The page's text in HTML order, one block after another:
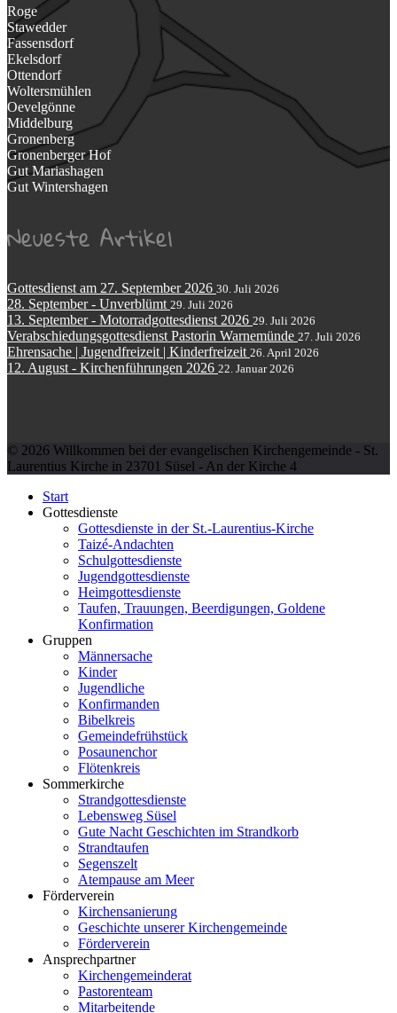
Roge
Stawedder
Fassensdorf
Ekelsdorf
Ottendorf
Woltersmühlen
Oevelgönne
Middelburg
Gronenberg
Gronenberger Hof
Gut Mariashagen
Gut Wintershagen
Neueste Artikel
Gottesdienst am 27. September 2026 30. Juli 2026
28. September - Unverblümt 29. Juli 2026
13. September - Motorradgottesdienst 2026 29. Juli 2026
Verabschiedungsgottesdienst Pastorin Warnemünde 27. Juli 2026
Ehrensache | Jugendfreizeit | Kinderfreizeit 26. April 2026
12. August - Kirchenführungen 2026 22. Januar 2026
© 2026 Willkommen bei der evangelischen Kirchengemeinde - St.
Laurentius Kirche in 23701 Süsel - An der Kirche 4
Start
Gottesdienste
Gottesdienste in der St.-Laurentius-Kirche
Taizé-Andachten
Schulgottesdienste
Jugendgottesdienste
Heimgottesdienste
Taufen, Trauungen, Beerdigungen, Goldene
Konfirmation
Gruppen
Männersache
Kinder
Jugendliche
Konfirmanden
Bibelkreis
Gemeindefrühstück
Posaunenchor
Flötenkreis
Sommerkirche
Strandgottesdienste
Lebensweg Süsel
Gute Nacht Geschichten im Strandkorb
Strandtaufen
Segenszelt
Atempause am Meer
Förderverein
Kirchensanierung
Geschichte unserer Kirchengemeinde
Förderverein
Ansprechpartner
Kirchengemeinderat
Pastorenteam
Mitarbeitende